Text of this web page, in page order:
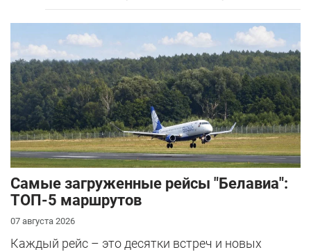
Самые загруженные рейсы "Белавиа":
ТОП-5 маршрутов
07 августа 2026
Каждый рейс – это десятки встреч и новых